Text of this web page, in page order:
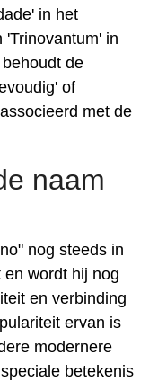
in het
'Trinovantum' in
de
of
met de
naam
nog steeds in
wordt hij nog
en verbinding
ervan is
modernere
betekenis